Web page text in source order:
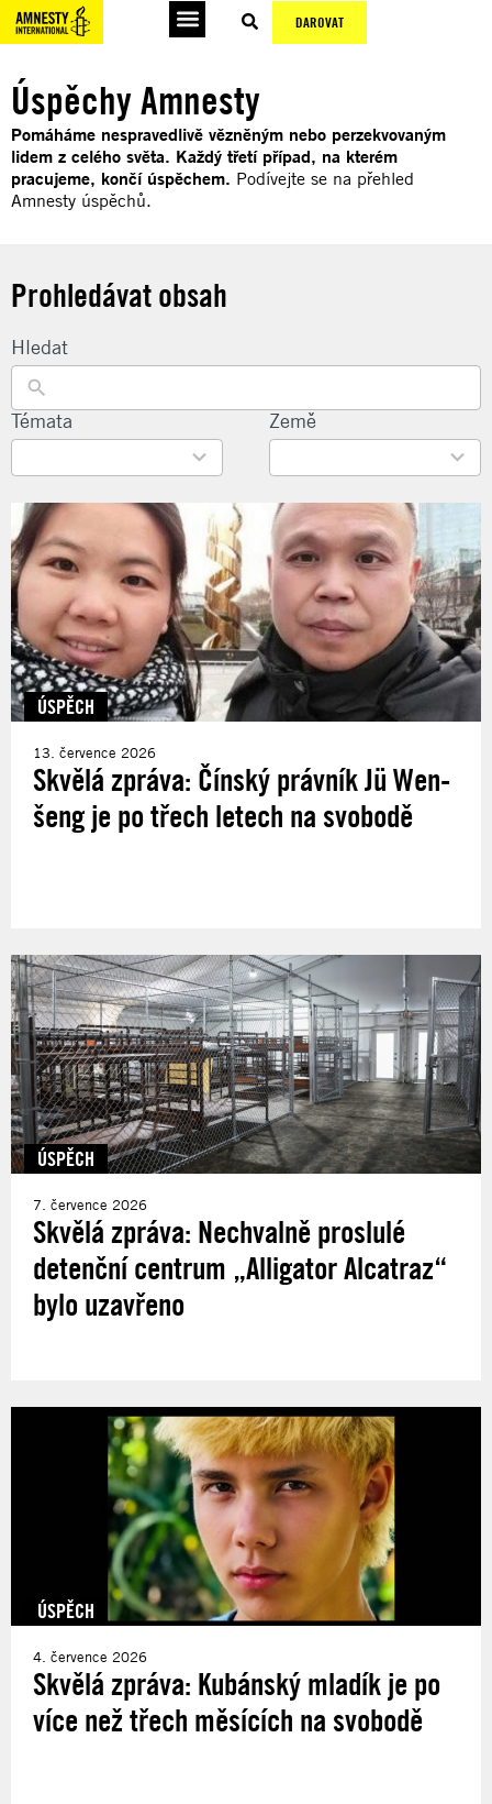
DAROVAT
Úspěchy Amnesty
Pomáháme nespravedlivě vězněným nebo perzekvovaným
lidem z celého světa. Každý třetí případ, na kterém
pracujeme, končí úspěchem. Podívejte se na přehled
Amnesty úspěchů.
Prohledávat obsah
Hledat
Témata
22
results
Země
135
results
ÚSPĚCH
13. července 2026
Skvělá zpráva: Čínský právník Jü Wen-
šeng je po třech letech na svobodě
ÚSPĚCH
7. července 2026
Skvělá zpráva: Nechvalně proslulé
detenční centrum „Alligator Alcatraz“
bylo uzavřeno
ÚSPĚCH
4. července 2026
Skvělá zpráva: Kubánský mladík je po
více než třech měsících na svobodě